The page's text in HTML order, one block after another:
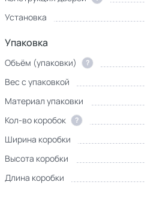
Установка
Упаковка
Объём (упаковки) ?
Вес с упаковкой
Материал упаковки
Кол-во коробок
?
Ширина коробки
Высота коробки
Длина коробки